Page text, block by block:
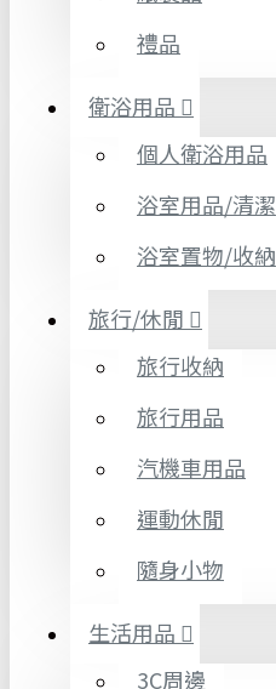
禮品
衛浴用品
個人衛浴用品
浴室用品/清潔
浴室置物/收納
旅行/休閒
旅行收納
旅行用品
汽機車用品
運動休閒
隨身小物
生活用品
3C周邊